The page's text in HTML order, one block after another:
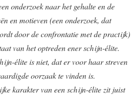
onderzoek naar het gehalte en de
en motieven (een onderzoek, dat
door de confrontatie met de practijk)
van het optreden ener schijn-élite.
élite is niet, dat er voor haar streven
oorzaak te vinden is.
karakter van een schijn-élite zit juist